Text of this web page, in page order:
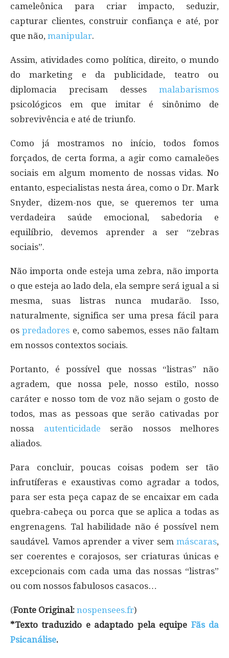
cameleônica para criar impacto, seduzir,
capturar clientes, construir confiança e até, por
que não, manipular.
Assim, atividades como política, direito, o mundo
do marketing e da publicidade, teatro ou
diplomacia precisam desses malabarismos
psicológicos em que imitar é sinônimo de
sobrevivência e até de triunfo.
Como já mostramos no início, todos fomos
forçados, de certa forma, a agir como camaleões
sociais em algum momento de nossas vidas. No
entanto, especialistas nesta área, como o Dr. Mark
Snyder, dizem-nos que, se queremos ter uma
verdadeira saúde emocional, sabedoria e
equilíbrio, devemos aprender a ser “zebras
sociais”.
Não importa onde esteja uma zebra, não importa
o que esteja ao lado dela, ela sempre será igual a si
mesma, suas listras nunca mudarão. Isso,
naturalmente, significa ser uma presa fácil para
ospredadores e, como sabemos, esses não faltam
em nossos contextos sociais.
Portanto, é possível que nossas “listras” não
agradem, que nossa pele, nosso estilo, nosso
caráter e nosso tom de voz não sejam o gosto de
todos, mas as pessoas que serão cativadas por
nossa autenticidade serão nossos melhores
aliados.
Para concluir, poucas coisas podem ser tão
infrutíferas e exaustivas como agradar a todos,
para ser esta peça capaz de se encaixar em cada
quebra-cabeça ou porca que se aplica a todas as
engrenagens. Tal habilidade não é possível nem
saudável. Vamos aprender a viver sem máscaras,
ser coerentes e corajosos, ser criaturas únicas e
excepcionais com cada uma das nossas “listras”
ou com nossos fabulosos casacos…
(Fonte Original: nospensees.fr)
*Texto traduzido e adaptado pela equipe Fãs da
Psicanálise.